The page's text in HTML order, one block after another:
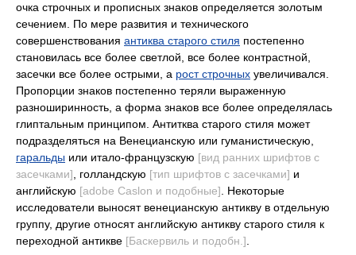
очка строчных и прописных знаков определяется золотым
сечением. По мере развития и технического
совершенствования антиква старого стиля постепенно
становилась все более светлой, все более контрастной,
засечки все более острыми, а рост строчных увеличивался.
Пропорции знаков постепенно теряли выраженную
разноширинность, а форма знаков все более определялась
глиптальным принципом. Антитква старого стиля может
подразделяться на Венецианскую или гуманистическую,
гаральды или итало-французскую [вид ранних шрифтов с
засечками] , голландскую [тип шрифтов с засечками] и
английскую [adobe Caslon и подобные] . Некоторые
исследователи выносят венецианскую антикву в отдельную
группу, другие относят английскую антикву старого стиля к
переходной антикве [Баскервиль и подобн.]